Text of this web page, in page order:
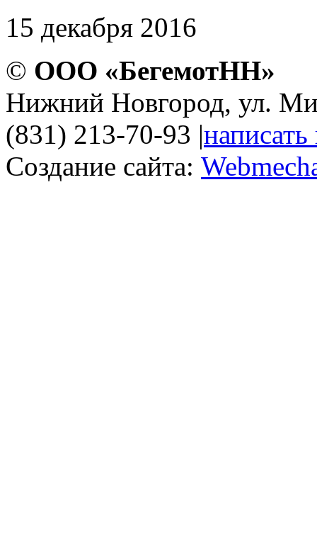
15 декабря 2016
© ООО «БегемотНН»
Нижний Новгород, ул.
(831) 213-70-93 |
Создание сайта: